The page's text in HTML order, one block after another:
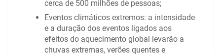
cerca de 500 milhões de pessoas;
Eventos climáticos extremos: a intensidade
e a duração dos eventos ligados aos
efeitos do aquecimento global levarão a
chuvas extremas, verões quentes e